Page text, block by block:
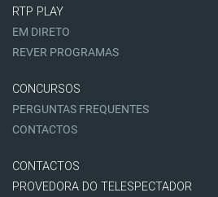
RTP PLAY
EM DIRETO
REVER PROGRAMAS
CONCURSOS
PERGUNTAS FREQUENTES
CONTACTOS
CONTACTOS
PROVEDORA DO TELESPECTADOR